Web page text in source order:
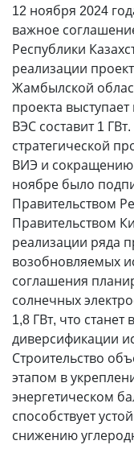
12 ноября 2024
важное
Республики
реализации
Жамбылской
проекта
ВЭС составит 1
стратегической
ВИЭ и сокращению
ноябре было
Правительством
Правительством
реализации ряда
возобновляемых
соглашения
солнечных
1,8 ГВт, что
диверсификации
Строительство
этапом в
энергетическом
способствует
снижению